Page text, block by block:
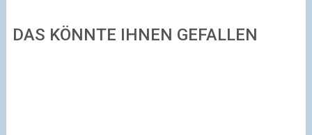
DAS KÖNNTE IHNEN GEFALLEN